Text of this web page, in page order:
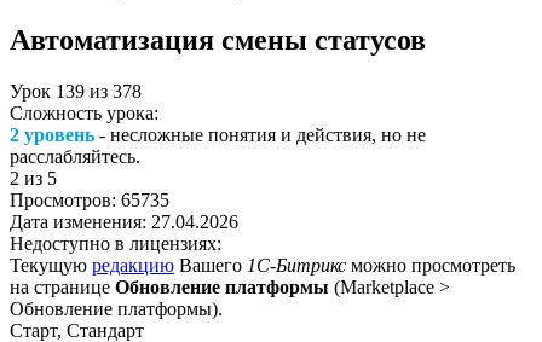
Автоматизация смены статусов
Урок 139 из 378
Сложность урока:
2 уровень - несложные понятия и действия, но не
расслабляйтесь.
2 из 5
Просмотров: 65735
Дата изменения: 27.04.2026
Недоступно в лицензиях:
Текущую редакцию Вашего 1С-Битрикс можно просмотреть
на странице Обновление платформы (Marketplace >
Обновление платформы).
Старт, Стандарт